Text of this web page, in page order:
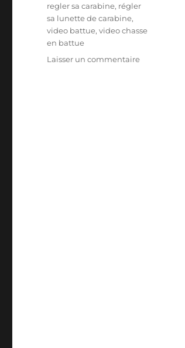
u
e
t
t
regler sa carabine, régler
sa lunette de carabine,
video battue,video chasse
en battue
Laisser un commentaires